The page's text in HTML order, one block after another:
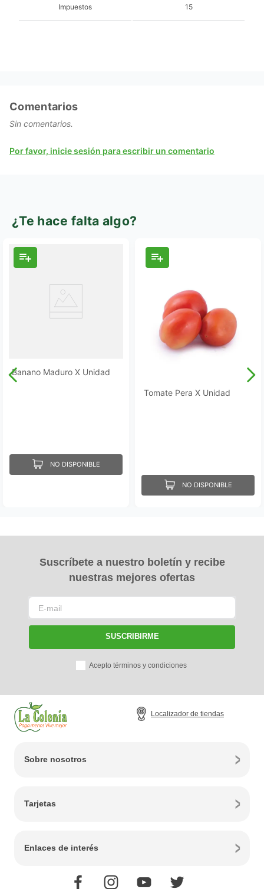
Impuestos 15
Comentarios
Por favor, inicie sesión para escribir un comentario
Sin comentarios.
¿Te hace falta algo?
Banano Maduro X Unidad
NO DISPONIBLE
Tomate Pera X Unidad
NO DISPONIBLE
Suscríbete a nuestro boletín y recibe
nuestras mejores ofertas
SUSCRIBIRME
Acepto términos y condiciones
Localizador de tiendas
Sobre nosotros
Tarjetas
Enlaces de interés